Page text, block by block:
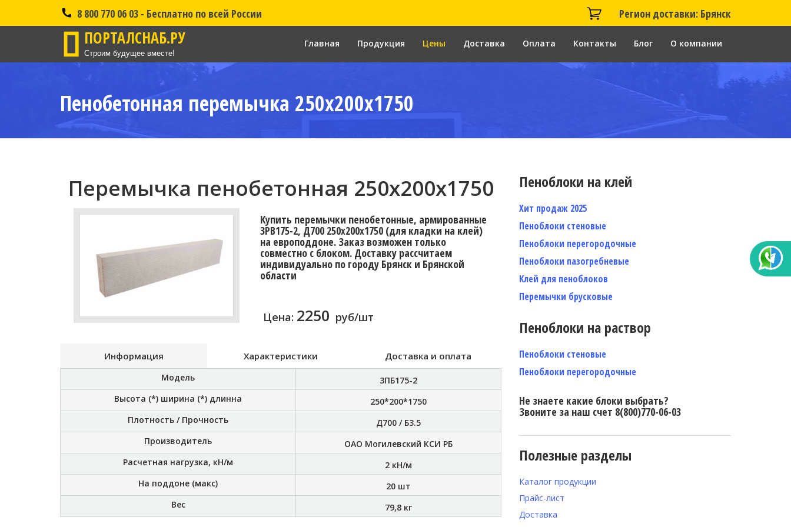
8 800 770 06 03 - Бесплатно по всей России Регион доставки: Брянск
ПОРТАЛСНАБ.РУ
Строим будущее вместе!
Главная Продукция Цены Доставка Оплата Контакты Блог О компании
Пенобетонная перемычка 250x200x1750
Перемычка пенобетонная 250х200х1750
Купить перемычки пенобетонные, армированные
3PB175-2, Д700 250х200х1750 (для кладки на клей)
на европоддоне. Заказ возможен только
совместно с блоком. Доставку рассчитаем
индивидуально по городу Брянск и Брянской
области
Цена: 2250 руб/шт
Информация Характеристики Доставка и оплата
Модель
3ПБ175-2
Высота (*) ширина (*) длинна
250*200*1750
Плотность / Прочность
Д700 / Б3.5
Производитель
ОАО Могилевский КСИ РБ
Расчетная нагрузка, кН/м
2 кН/м
На поддоне (макс)
20 шт
Вес
79,8 кг
Пеноблоки на клей
Хит продаж 2025
Пеноблоки стеновые
Пеноблоки перегородочные
Пеноблоки пазогребневые
Клей для пеноблоков
Перемычки брусковые
Пеноблоки на раствор
Пеноблоки стеновые
Пеноблоки перегородочные
Не знаете какие блоки выбрать?
Звоните за наш счет 8(800)770-06-03
Полезные разделы
Каталог продукции
Прайс-лист
Доставка